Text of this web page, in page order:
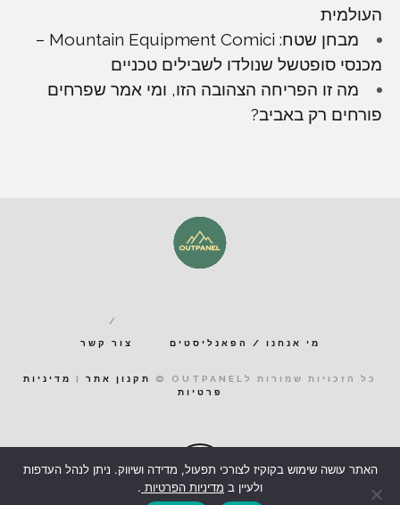
העולמית
מבחן שטח: Mountain Equipment Comici –
מכנסי סופטשל שנולדו לשבילים טכניים
מה זו הפריחה הצהובה הזו, ומי אמר שפרחים
פורחים רק באביב?
מי אנחנו / הפאנליסטים צור קשר
כל הזכויות שמורות לOUTPANEL © תקנון אתר |
מדיניות
פרטיות
האתר עושה שימוש בקוקיז לצורכי תפעול, מדידה ושיווק. ניתן לנהל העדפות
ולעיין ב מדיניות הפרטיות .